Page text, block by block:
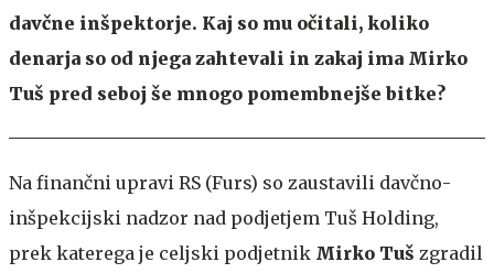
davčne inšpektorje. Kaj so mu očitali, koliko
denarja so od njega zahtevali in zakaj ima Mirko
Tuš pred seboj še mnogo pomembnejše bitke?
Na finančni upravi RS (Furs) so zaustavili davčno-
inšpekcijski nadzor nad podjetjem Tuš Holding,
prek katerega je celjski podjetnik Mirko Tuš zgradil